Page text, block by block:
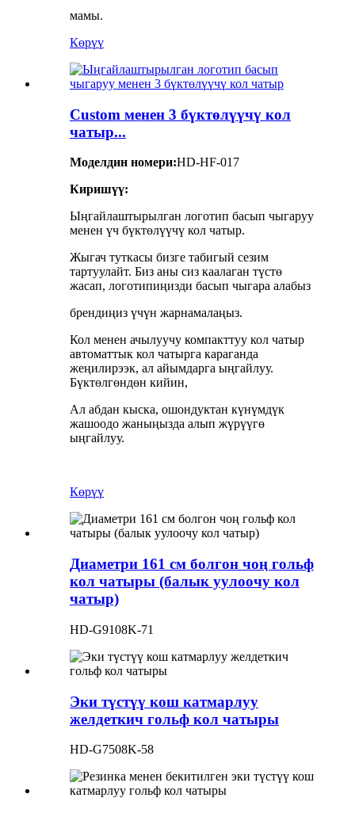
мамы.
Көрүү
Custom менен 3 бүктөлүүчү кол
чатыр...
Моделдин номери:HD-HF-017
Киришүү:
Ыңгайлаштырылган логотип басып чыгаруу
менен үч бүктөлүүчү кол чатыр.
Жыгач туткасы бизге табигый сезим
тартуулайт. Биз аны сиз каалаган түстө
жасап, логотипиңизди басып чыгара алабыз
брендиңиз үчүн жарнамалаңыз.
Кол менен ачылуучу компакттуу кол чатыр
автоматтык кол чатырга караганда
жеңилирээк, ал айымдарга ыңгайлуу.
Бүктөлгөндөн кийин,
Ал абдан кыска, ошондуктан күнүмдүк
жашоодо жаныңызда алып жүрүүгө
ыңгайлуу.
Көрүү
Диаметри 161 см болгон чоң гольф
кол чатыры (балык уулоочу кол
чатыр)
HD-G9108K-71
Эки түстүү кош катмарлуу
желдеткич гольф кол чатыры
HD-G7508K-58